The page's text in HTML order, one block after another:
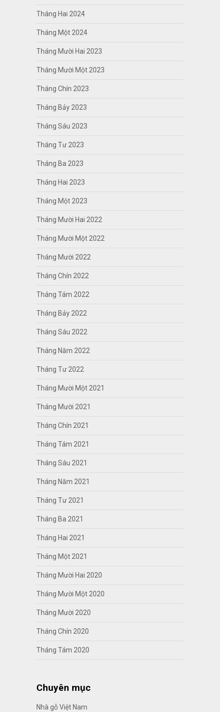
Tháng Hai 2024
Tháng Một 2024
Tháng Mười Hai 2023
Tháng Mười Một 2023
Tháng Chín 2023
Tháng Bảy 2023
Tháng Sáu 2023
Tháng Tư 2023
Tháng Ba 2023
Tháng Hai 2023
Tháng Một 2023
Tháng Mười Hai 2022
Tháng Mười Một 2022
Tháng Mười 2022
Tháng Chín 2022
Tháng Tám 2022
Tháng Bảy 2022
Tháng Sáu 2022
Tháng Năm 2022
Tháng Tư 2022
Tháng Mười Một 2021
Tháng Mười 2021
Tháng Chín 2021
Tháng Tám 2021
Tháng Sáu 2021
Tháng Năm 2021
Tháng Tư 2021
Tháng Ba 2021
Tháng Hai 2021
Tháng Một 2021
Tháng Mười Hai 2020
Tháng Mười Một 2020
Tháng Mười 2020
Tháng Chín 2020
Tháng Tám 2020
Chuyên mục
Nhà gỗ Việt Nam